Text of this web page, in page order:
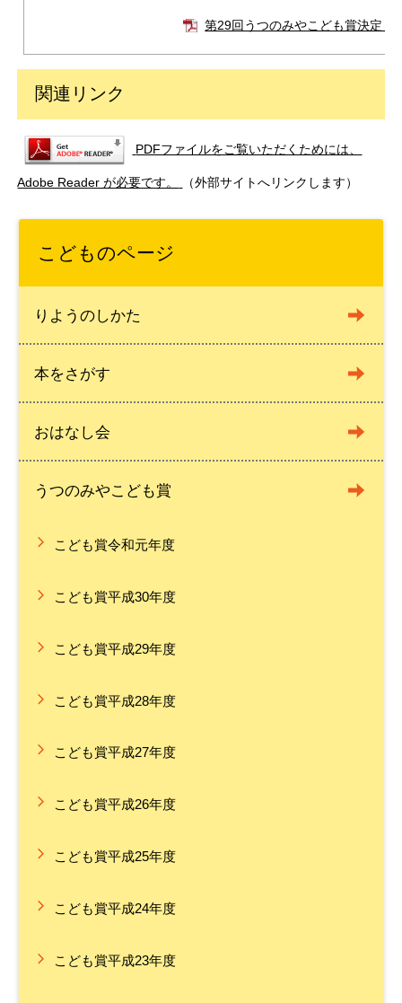
第29回うつのみやこども賞決定！
関連リンク
PDFファイルをご覧いただくためには、
Adobe Reader が必要です。 （外部サイトへリンクします）
こどものページ
りようのしかた
本をさがす
おはなし会
うつのみやこども賞
こども賞令和元年度
こども賞平成30年度
こども賞平成29年度
こども賞平成28年度
こども賞平成27年度
こども賞平成26年度
こども賞平成25年度
こども賞平成24年度
こども賞平成23年度